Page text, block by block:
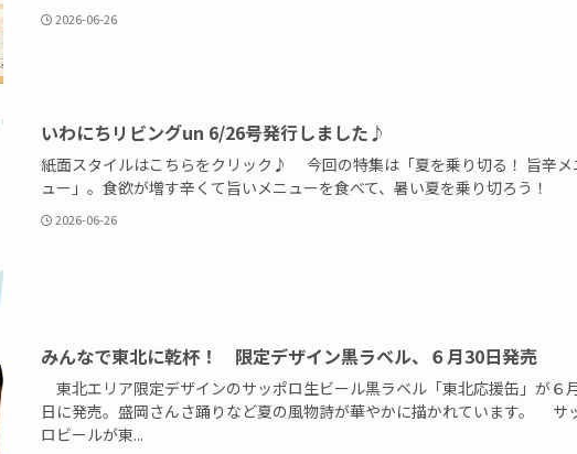
2026-06-26
いわにちリビングun 6/26号発行しました♪
紙面スタイルはこちらをクリック♪ 今回の特集は「夏を乗り切る！ 旨辛メ
ュー」。食欲が増す辛くて旨いメニューを食べて、暑い夏を乗り切ろう！
2026-06-26
みんなで東北に乾杯！ 限定デザイン黒ラベル、６月30日発売
東北エリア限定デザインのサッポロ生ビール黒ラベル「東北応援缶」が６
日に発売。盛岡さんさ踊りなど夏の風物詩が華やかに描かれています。 サ
ロビールが東...